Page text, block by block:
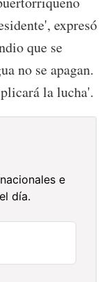
expresó
que se
no se apagan.
la lucha'.
e
día.